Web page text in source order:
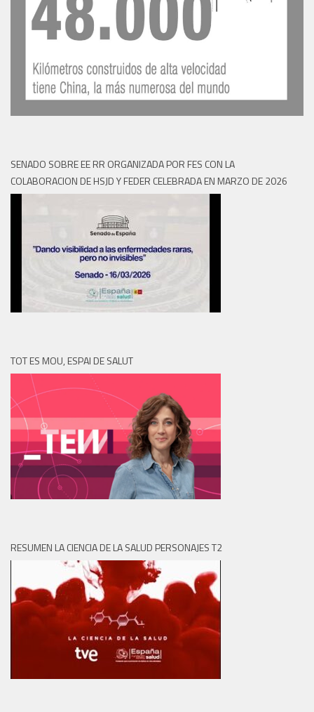
SENADO SOBRE EE RR ORGANIZADA POR FES CON LA
COLABORACION DE HSJD Y FEDER CELEBRADA EN MARZO DE 2026
TOT ES MOU, ESPAI DE SALUT
RESUMEN LA CIENCIA DE LA SALUD PERSONAJES T2